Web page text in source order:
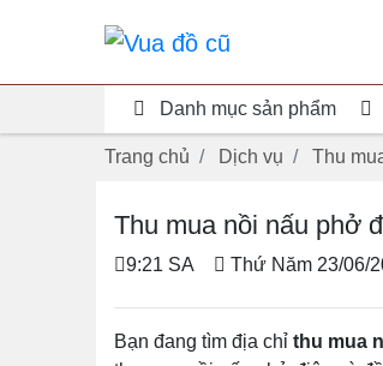
Danh mục sản phẩm
Trang chủ Dịch vụ Thu
Thu mua nồi nấu phở
9:21 SA Thứ Năm 23/06/
Bạn đang tìm địa chỉ thu mua